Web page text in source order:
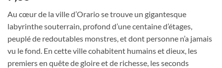
Au cœur de la ville d’Orario se trouve un gigantesque
labyrinthe souterrain, profond d’une centaine d’étages,
peuplé de redoutables monstres, et dont personne n’a jamais
vu le fond. En cette ville cohabitent humains et dieux, les
premiers en quête de gloire et de richesse, les seconds